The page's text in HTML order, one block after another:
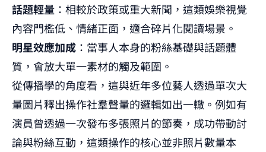
話題輕量 ：相較於政策或重大新聞，這類娛樂視覺
內容門檻低、情緒正面，適合碎片化閱讀場景。
明星效應加成 ：當事人本身的粉絲基礎與話題體
質，會放大單一素材的觸及範圍。
從傳播學的角度看，這與近年多位藝人透過單次大
量圖片釋出操作社羣聲量的邏輯如出一轍。例如有
演員曾透過一次發布多張照片的節奏，成功帶動討
論與粉絲互動，這類操作的核心並非照片數量本